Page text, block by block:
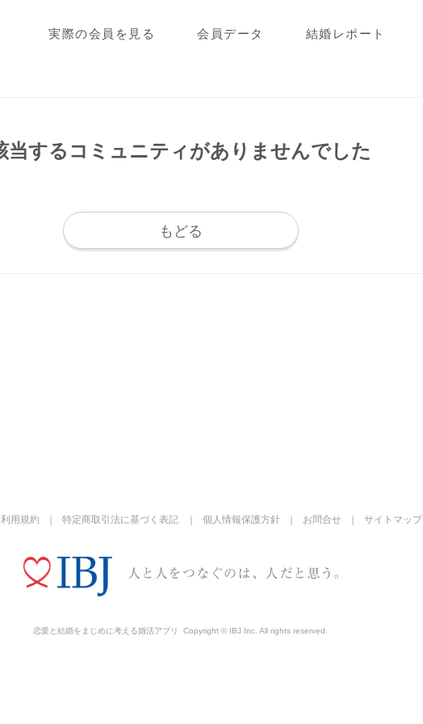
実際の会員を見る 会員データ 結婚レポート
当するコミュニティがありませんでした
もどる
利用規約 特定商取引法に基づく表記 個人情報保護方針 お問合せ サイトマップ
恋愛と結婚をまじめに考える婚活アプリ Copyright © IBJ Inc. All rights reserved.